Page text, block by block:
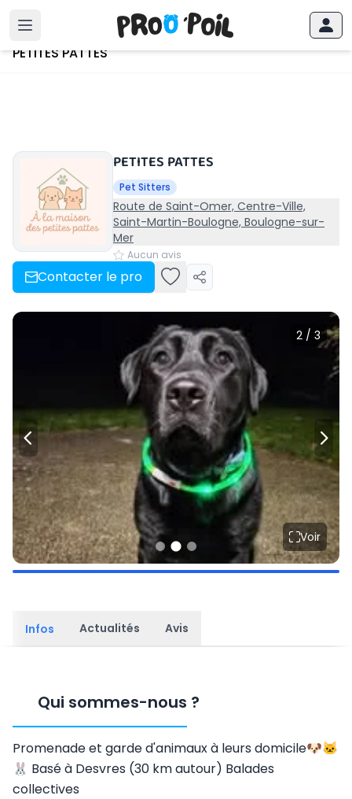
Accueil PETITES PATTES
PETITES PATTES
PETITES PATTES
Pet Sitters
Route de Saint-Omer, Centre-Ville,
Saint-Martin-Boulogne, Boulogne-sur-
Mer
Aucun avis
Contacter le pro
2 / 3
Voir
Infos Actualités Avis
Qui sommes-nous ?
Promenade et garde d'animaux à leurs domicile🐶🐱
🐰 Basé à Desvres (30 km autour) Balades
collectives